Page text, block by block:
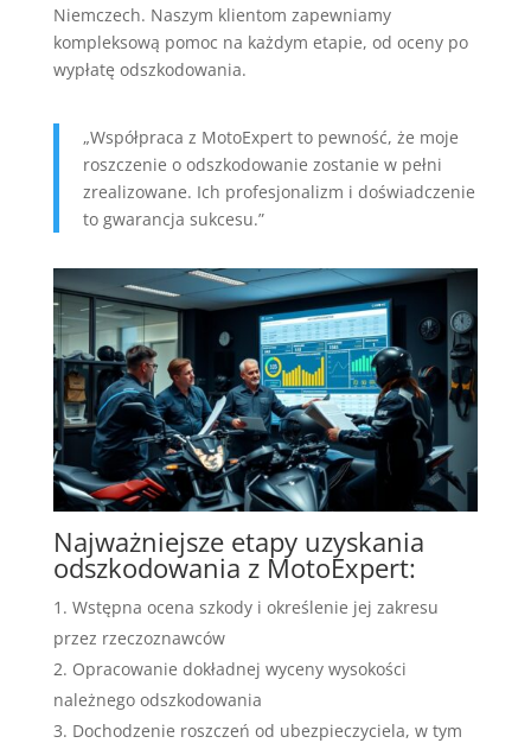
Niemczech. Naszym klientom zapewniamy
kompleksową pomoc na każdym etapie, od oceny po
wypłatę odszkodowania.
„Współpraca z MotoExpert to pewność, że moje
roszczenie o odszkodowanie zostanie w pełni
zrealizowane. Ich profesjonalizm i doświadczenie
to gwarancja sukcesu.”
Najważniejsze etapy uzyskania
odszkodowania z MotoExpert:
Wstępna ocena szkody i określenie jej zakresu
przez rzeczoznawców
Opracowanie dokładnej wyceny wysokości
należnego odszkodowania
Dochodzenie roszczeń od ubezpieczyciela, w tym